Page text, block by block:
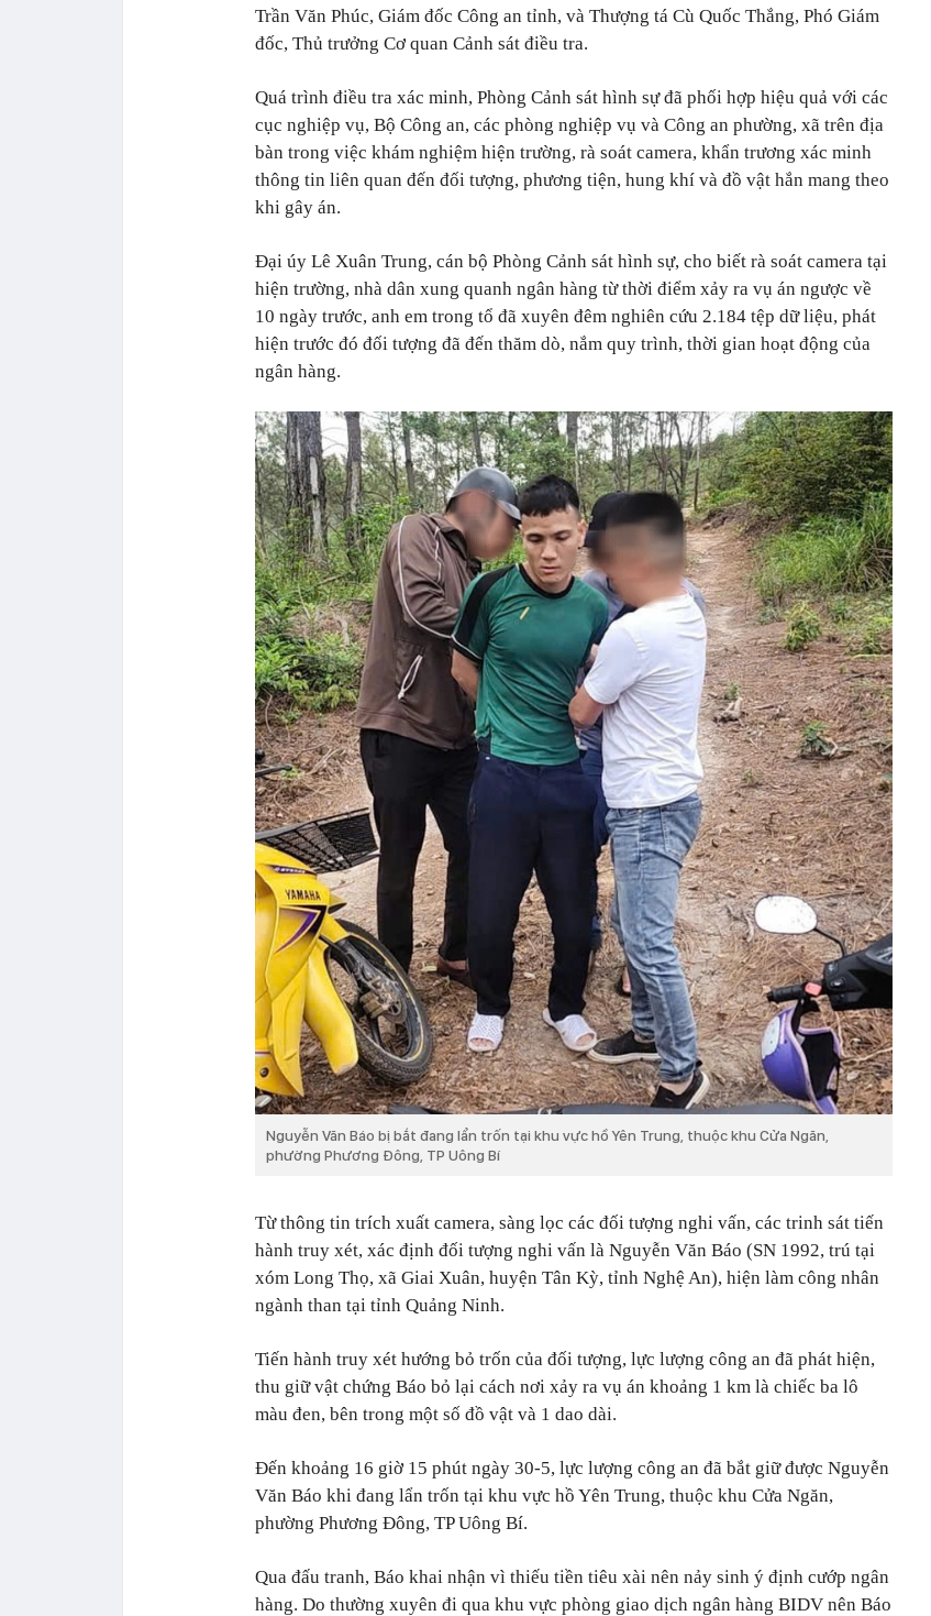
Trần Văn Phúc, Giám đốc Công an tỉnh, và Thượng tá Cù Quốc Thắng, Phó Giám
đốc, Thủ trưởng Cơ quan Cảnh sát điều tra.
Quá trình điều tra xác minh, Phòng Cảnh sát hình sự đã phối hợp hiệu quả với các
cục nghiệp vụ, Bộ Công an, các phòng nghiệp vụ và Công an phường, xã trên địa
bàn trong việc khám nghiệm hiện trường, rà soát camera, khẩn trương xác minh
thông tin liên quan đến đối tượng, phương tiện, hung khí và đồ vật hắn mang theo
khi gây án.
Đại úy Lê Xuân Trung, cán bộ Phòng Cảnh sát hình sự, cho biết rà soát camera tại
hiện trường, nhà dân xung quanh ngân hàng từ thời điểm xảy ra vụ án ngược về
10 ngày trước, anh em trong tổ đã xuyên đêm nghiên cứu 2.184 tệp dữ liệu, phát
hiện trước đó đối tượng đã đến thăm dò, nắm quy trình, thời gian hoạt động của
ngân hàng.
Nguyễn Văn Báo bị bắt đang lẩn trốn tại khu vực hồ Yên Trung, thuộc khu Cửa Ngăn,
phường Phương Đông, TP Uông Bí
Từ thông tin trích xuất camera, sàng lọc các đối tượng nghi vấn, các trinh sát tiến
hành truy xét, xác định đối tượng nghi vấn là Nguyễn Văn Báo (SN 1992, trú tại
xóm Long Thọ, xã Giai Xuân, huyện Tân Kỳ, tỉnh Nghệ An), hiện làm công nhân
ngành than tại tỉnh Quảng Ninh.
Tiến hành truy xét hướng bỏ trốn của đối tượng, lực lượng công an đã phát hiện,
thu giữ vật chứng Báo bỏ lại cách nơi xảy ra vụ án khoảng 1 km là chiếc ba lô
màu đen, bên trong một số đồ vật và 1 dao dài.
Đến khoảng 16 giờ 15 phút ngày 30-5, lực lượng công an đã bắt giữ được Nguyễn
Văn Báo khi đang lẩn trốn tại khu vực hồ Yên Trung, thuộc khu Cửa Ngăn,
phường Phương Đông, TP Uông Bí.
Qua đấu tranh, Báo khai nhận vì thiếu tiền tiêu xài nên nảy sinh ý định cướp ngân
hàng. Do thường xuyên đi qua khu vực phòng giao dịch ngân hàng BIDV nên Báo